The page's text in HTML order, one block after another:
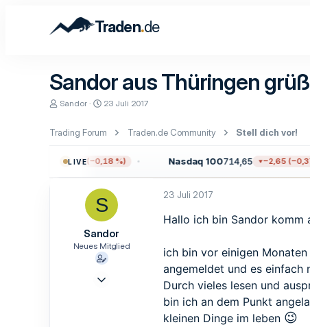
Traden.de
Sandor aus Thüringen
E
t
e
Sandor
E
t
l
t
a
m
23 Juli 2017
Trading Forum Traden.de Community Stell dich vor!
LIVE
−13,59 (−0,18 %) Nasdaq 100714,65 −2,65 (−0,37
S
Sandor
Neues Mitglied
23 Juli 2017
Hallo ich bin Sandor komm
ich bin vor einigen
angemeldet und es einfach
Durch vieles lesen und
bin ich an dem Punkt
kleinen Dinge im leben 😉